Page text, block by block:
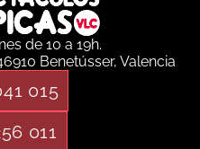
de 10 a 19h.
Benetússer, Valencia
015
011